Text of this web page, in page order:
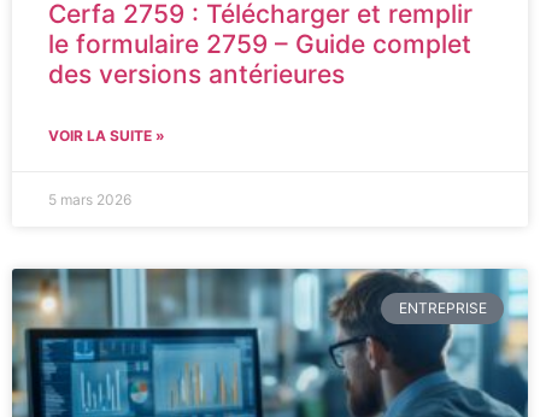
Cerfa 2759 : Télécharger et remplir
le formulaire 2759 – Guide complet
des versions antérieures
VOIR LA SUITE »
5 mars 2026
ENTREPRISE